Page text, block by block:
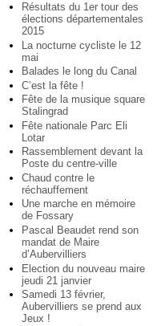
Résultats du 1er tour des
élections départementales
2015
La nocturne cycliste le 12
mai
Balades le long du Canal
C’est la fête !
Fête de la musique square
Stalingrad
Fête nationale Parc Eli
Lotar
Rassemblement devant la
Poste du centre-ville
Chaud contre le
réchauffement
Une marche en mémoire
de Fossary
Pascal Beaudet rend son
mandat de Maire
d’Aubervilliers
Election du nouveau maire
jeudi 21 janvier
Samedi 13 février,
Aubervilliers se prend aux
Jeux !